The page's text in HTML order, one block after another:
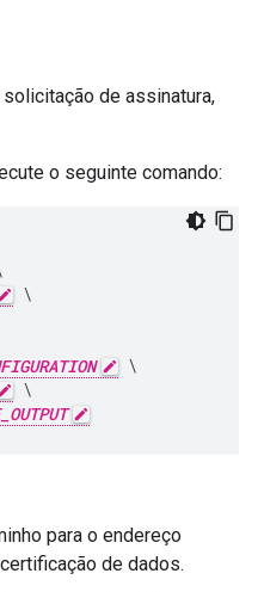
de assinatura,
o seguinte comando:
\
\
\
para o endereço
de dados.